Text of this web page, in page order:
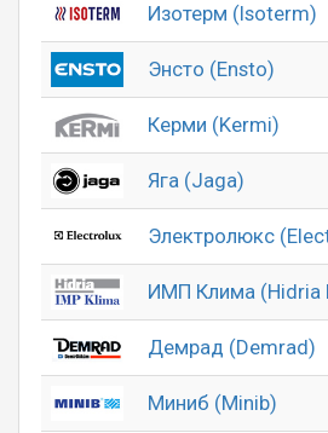
Изотерм (Isoterm)
Энсто (Ensto)
Керми (Kermi)
Яга (Jaga)
Электролюкс
ИМП Клима (Hidria
Демрад (Demrad)
Миниб (Minib)